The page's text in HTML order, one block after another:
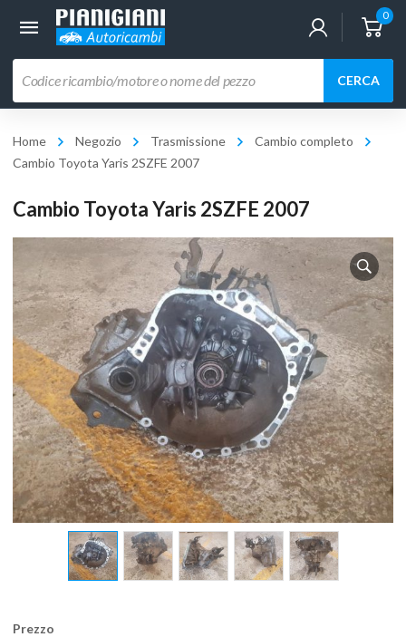
0
prodotti
CERCA
Home Negozio Trasmissione
Cambio completo
Cambio Toyota Yaris 2SZFE 2007
Cambio Toyota Yaris 2SZFE 2007
Prezzo